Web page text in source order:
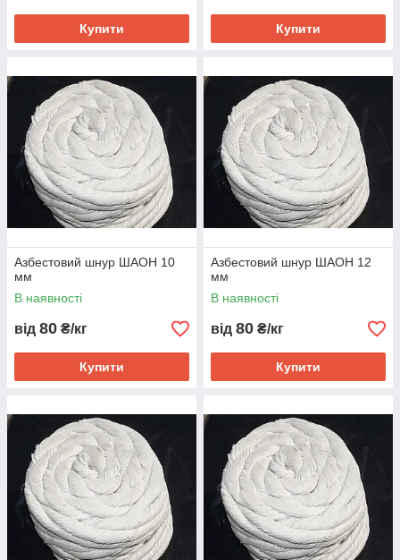
Купити Купити
Азбестовий шнур ШАОН 10
мм
В наявності
від 80 ₴/кг
Купити
Азбестовий шнур ШАОН 12
мм
В наявності
від 80 ₴/кг
Купити